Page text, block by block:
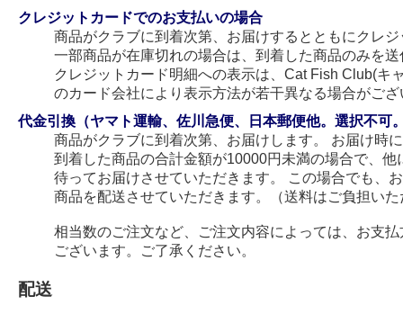
クレジットカードでのお支払いの場合
商品がクラブに到着次第、お届けするとともにクレ
一部商品が在庫切れの場合は、到着した商品のみを
クレジットカード明細への表示は、Cat Fish Club(キ
のカード会社により表示方法が若干異なる場合がござ
代金引換（ヤマト運輸、佐川急便、日本郵便他。選択不可
商品がクラブに到着次第、お届けします。 お届け時
到着した商品の合計金額が10000円未満の場合で、
待ってお届けさせていただきます。 この場合でも、
商品を配送させていただきます。（送料はご負担い
相当数のご注文など、ご注文内容によっては、お支
ございます。ご了承ください。
配送